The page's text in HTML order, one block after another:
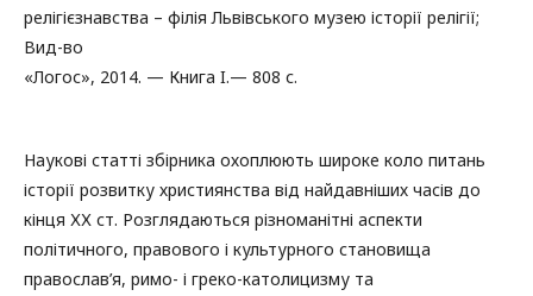
релігієзнавства – філія Львівського музею історії релігії;
Вид-во
«Логос», 2014. — Книга I.— 808 с.
Наукові статті збірника охоплюють широке коло питань
історії розвитку християнства від найдавніших часів до
кінця ХХ ст. Розглядаються різноманітні аспекти
політичного, правового і культурного становища
православ’я, римо- і греко-католицизму та